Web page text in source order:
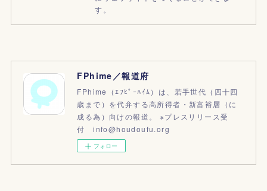
す。
FPhime／報道府
FPhime（ｴﾌﾋﾟｰﾊｲﾑ）は、若手世代（四十四
歳まで）を代弁する高所得者・新富裕層（に
成る為）向けの報道。 ※プレスリリース受
付 info@houdoufu.org
フォロー